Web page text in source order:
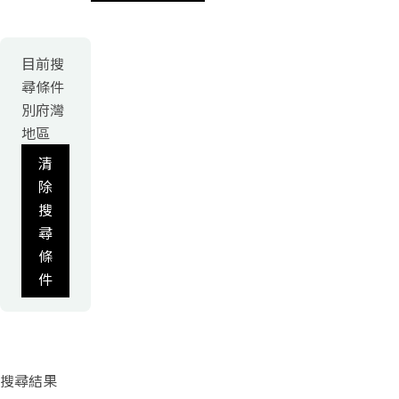
目前搜
尋條件
別府灣
地區
清
除
搜
尋
條
件
搜尋結果